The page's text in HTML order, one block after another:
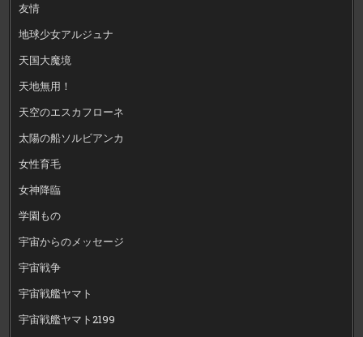
友情
地球少女アルジュナ
天国大魔境
天地無用！
天空のエスカフローネ
太陽の船ソルビアンカ
女性育毛
女神降臨
学園もの
宇宙からのメッセージ
宇宙戦争
宇宙戦艦ヤマト
宇宙戦艦ヤマト2199